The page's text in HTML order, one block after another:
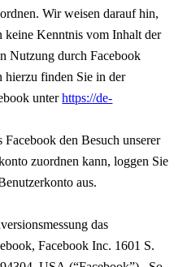
Wir weisen darauf hin,
keine Kenntnis vom Inhalt der
Nutzung durch Facebook
hierzu finden Sie in der
unterhttps://de-
den Besuch unserer
zuordnen kann, loggen Sie
aus.
das
Facebook Inc. 1601 S.